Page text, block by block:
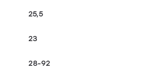
25,5
23
28-92